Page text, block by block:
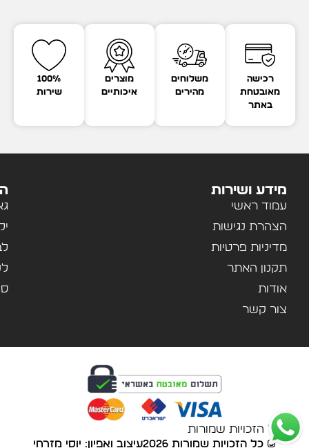
רכישה
מאובטחת
באתר
משלוחים
מהירים
מוצרים
איכותיים
100%
שירות
מידע ושירות
עמוד ראשי
הצהרת נגישות
מדיניות פרטיות
תקנון האתר
אודות
צור קשר
© כל הזכויות שמורות
© כל הזכויות שמורות 2026 עיצוב ואפיון: יוסי מזרחי